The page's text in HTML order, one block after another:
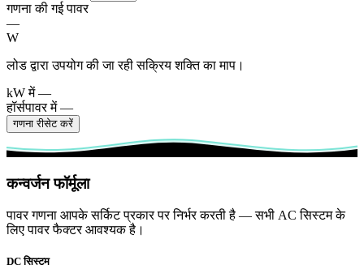
गणना की गई पावर
—
W
लोड द्वारा उपयोग की जा रही सक्रिय शक्ति का माप।
kW में —
हॉर्सपावर में —
गणना रीसेट करें
कन्वर्जन फॉर्मूला
पावर गणना आपके सर्किट प्रकार पर निर्भर करती है — सभी AC सिस्टम के
लिए पावर फैक्टर आवश्यक है।
DC सिस्टम